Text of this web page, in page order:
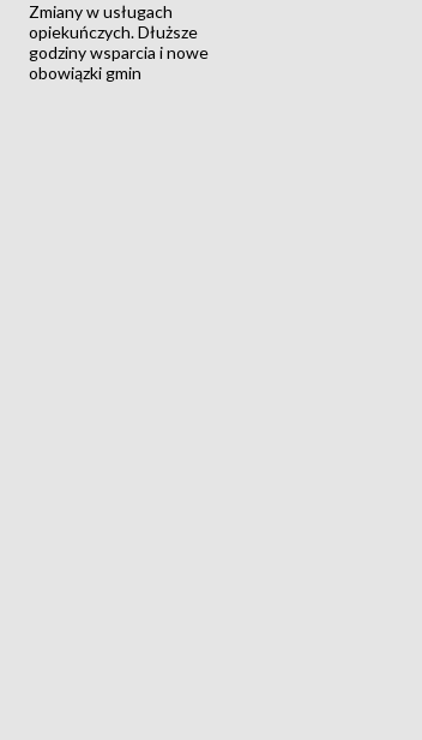
Zmiany w usługach
opiekuńczych. Dłuższe
godziny wsparcia i nowe
obowiązki gmin